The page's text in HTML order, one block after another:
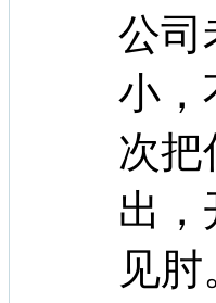
公司
小，
次把
出，
见